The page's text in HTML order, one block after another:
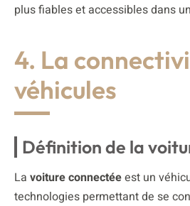
plus fiables et accessibles dans
4. La
véhicules
Définition de la
La voiture connectéeest un
technologies permettant de se